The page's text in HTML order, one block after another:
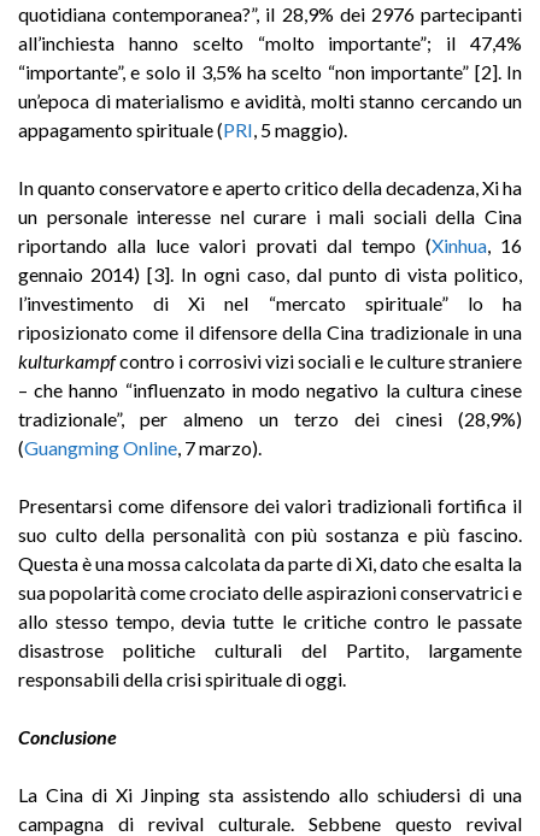
quotidiana contemporanea?”, il 28,9% dei 2976 partecipanti
all’inchiesta hanno scelto “molto importante”; il 47,4%
“importante”, e solo il 3,5% ha scelto “non importante” [2]. In
un’epoca di materialismo e avidità, molti stanno cercando un
appagamento spirituale (PRI , 5 maggio).
In quanto conservatore e aperto critico della decadenza, Xi ha
un personale interesse nel curare i mali sociali della Cina
riportando alla luce valori provati dal tempo (Xinhua, 16
gennaio 2014) [3]. In ogni caso, dal punto di vista politico,
l’investimento di Xi nel “mercato spirituale” lo ha
riposizionato come il difensore della Cina tradizionale in una
kulturkampfcontro i corrosivi vizi sociali e le culture straniere
– che hanno “influenzato in modo negativo la cultura cinese
tradizionale”, per almeno un terzo dei cinesi (28,9%)
(Guangming Online , 7 marzo).
Presentarsi come difensore dei valori tradizionali fortifica il
suo culto della personalità con più sostanza e più fascino.
Questa è una mossa calcolata da parte di Xi, dato che esalta la
sua popolarità come crociato delle aspirazioni conservatrici e
allo stesso tempo, devia tutte le critiche contro le passate
disastrose politiche culturali del Partito, largamente
responsabili della crisi spirituale di oggi.
Conclusione
La Cina di Xi Jinping sta assistendo allo schiudersi di una
campagna di revival culturale. Sebbene questo revival